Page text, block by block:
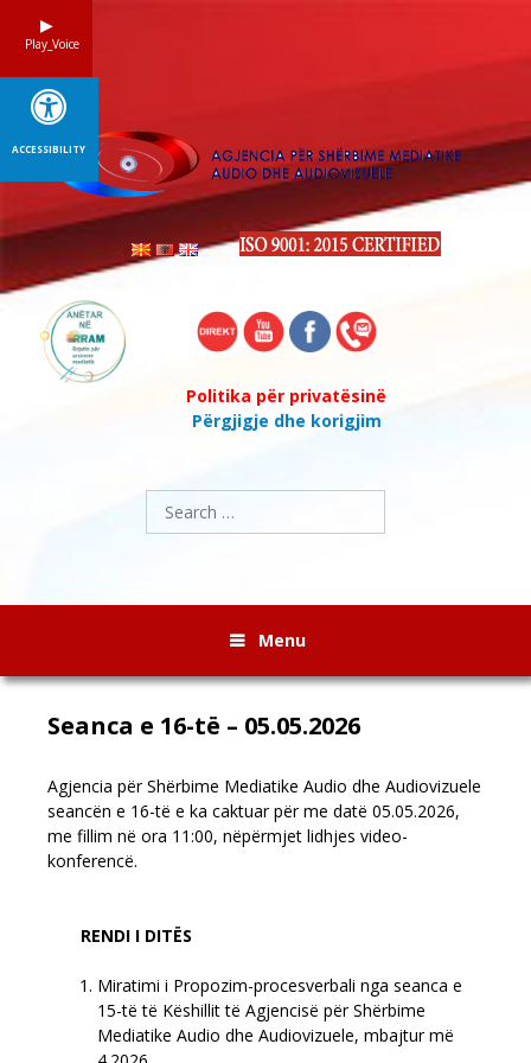
Politika për privatësinë
Përgjigje dhe korigjim
Search
for:
Menu
Seanca e 16-të – 05.05.2026
Agjencia për Shërbime Mediatike Audio dhe Audiovizuele
seancën e 16-të e ka caktuar për me datë 05.05.2026,
me fillim në ora 11:00, nëpërmjet lidhjes video-
konferencë.
RENDI I DITËS
Miratimi i Propozim-procesverbali nga seanca e
15-të të Këshillit të Agjencisë për Shërbime
Mediatike Audio dhe Audiovizuele, mbajtur më
Play_Voice
ACCESSIBILITY